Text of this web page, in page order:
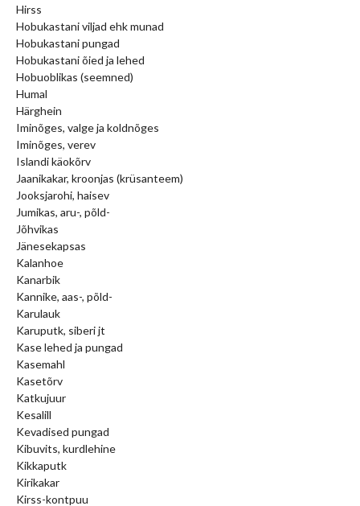
Hirss
Hobukastani viljad ehk munad
Hobukastani pungad
Hobukastani õied ja lehed
Hobuoblikas (seemned)
Humal
Härghein
Iminõges, valge ja koldnõges
Iminõges, verev
Islandi käokõrv
Jaanikakar, kroonjas (krüsanteem)
Jooksjarohi, haisev
Jumikas, aru-, põld-
Jõhvikas
Jänesekapsas
Kalanhoe
Kanarbik
Kannike, aas-, põld-
Karulauk
Karuputk, siberi jt
Kase lehed ja pungad
Kasemahl
Kasetõrv
Katkujuur
Kesalill
Kevadised pungad
Kibuvits, kurdlehine
Kikkaputk
Kirikakar
Kirss-kontpuu